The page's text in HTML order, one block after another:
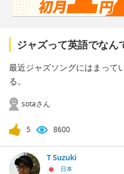
ジャズって英語でなん
最近ジャズソングにはまって
る。
sotaさん
5 8600
T Suzuki
日本